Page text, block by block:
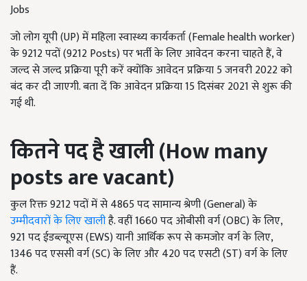
Jobs
जो लोग यूपी (UP) में महिला स्वास्थ्य कार्यकर्ता (Female health worker)
के 9212 पदों (9212 Posts) पर भर्ती के लिए आवेदन करना चाहते हैं, वे
जल्द से जल्द प्रक्रिया पूरी करें क्योंकि आवेदन प्रक्रिया 5 जनवरी 2022 को
बंद कर दी जाएगी. बता दें कि आवेदन प्रक्रिया 15 दिसंबर 2021 से शुरू की
गई थी.
कितने पद है खाली (How many
posts are vacant)
कुल रिक्त 9212 पदों में से 4865 पद सामान्य श्रेणी (General) के
उम्मीदवारों के लिए खालीहै. वहीं 1660 पद ओबीसी वर्ग (OBC) के लिए,
921 पद ईडब्ल्यूएस (EWS) यानी आर्थिक रूप से कमजोर वर्ग के लिए,
1346 पद एससी वर्ग (SC) के लिए और 420 पद एसटी (ST) वर्ग के लिए
हैं.